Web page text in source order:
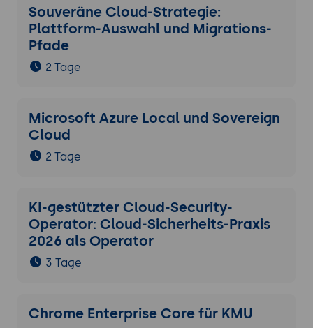
Souveräne Cloud-Strategie:
Plattform-Auswahl und Migrations-
Pfade
2 Tage
Microsoft Azure Local und Sovereign
Cloud
2 Tage
KI-gestützter Cloud-Security-
Operator: Cloud-Sicherheits-Praxis
2026 als Operator
3 Tage
Chrome Enterprise Core für KMU